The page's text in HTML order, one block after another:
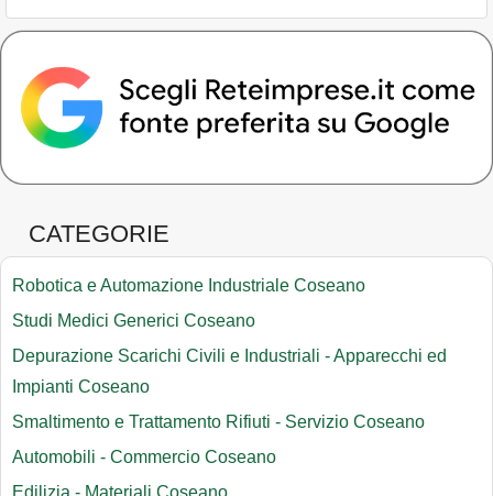
CATEGORIE
Robotica e Automazione Industriale Coseano
Studi Medici Generici Coseano
Depurazione Scarichi Civili e Industriali - Apparecchi ed
Impianti Coseano
Smaltimento e Trattamento Rifiuti - Servizio Coseano
Automobili - Commercio Coseano